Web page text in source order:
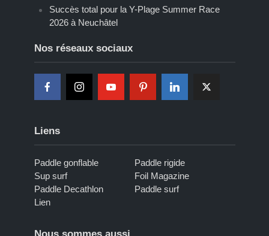
Succès total pour la Y-Plage Summer Race
2026 à Neuchâtel
Nos réseaux sociaux
Liens
Paddle gonflable
Paddle rigide
Sup surf
Foil Magazine
Paddle Decathlon
Paddle surf
Lien
Nous sommes aussi